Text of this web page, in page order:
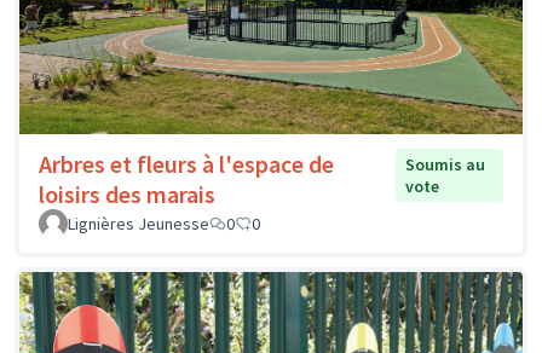
Arbres et fleurs à l'espace de
loisirs des marais
Soumis au
vote
Lignières Jeunesse
0 0